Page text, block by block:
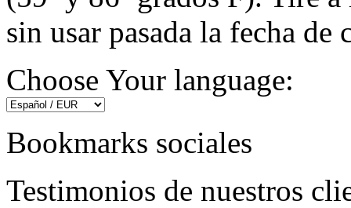
sin usar pasada la fecha de
Choose Your language:
Bookmarks sociales
Testimonios de nuestros